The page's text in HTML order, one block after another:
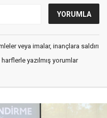
veya imalar, inançlara saldırı
yazılmış yorumlar